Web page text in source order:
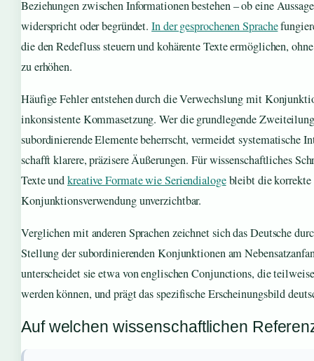
Beziehungen zwischen Informationen bestehen – ob eine
widerspricht oder begründet.In der gesprochenen Sprache
die den Redefluss steuern und kohärente Texte ermöglichen,
zu erhöhen.
Häufige Fehler entstehen durch die Verwechslung mit
inkonsistente Kommasetzung. Wer die grundlegende
subordinierende Elemente beherrscht, vermeidet systematische
schafft klarere, präzisere Äußerungen. Für wissenschaftliches
Texte undkreative Formate wie Seriendialogebleibt die korrekte
Konjunktionsverwendung unverzichtbar.
Verglichen mit anderen Sprachen zeichnet sich das Deutsche
Stellung der subordinierenden Konjunktionen am
unterscheidet sie etwa von englischen Conjunctions, die
werden können, und prägt das spezifische Erscheinungsbild
Auf welchen wissenschaftlichen